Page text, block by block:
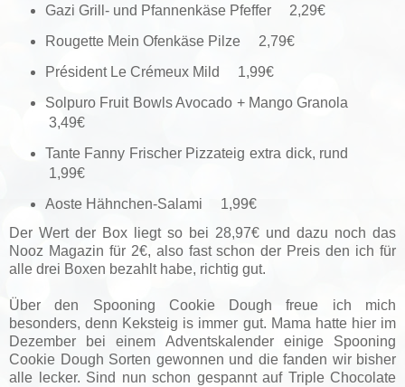
Gazi Grill- und Pfannenkäse Pfeffer 2,29€
Rougette Mein Ofenkäse Pilze 2,79€
Président Le Crémeux Mild 1,99€
Solpuro Fruit Bowls Avocado + Mango Granola
3,49€
Tante Fanny Frischer Pizzateig extra dick, rund
1,99€
Aoste Hähnchen-Salami 1,99€
Der Wert der Box liegt so bei 28,97€ und dazu noch das
Nooz Magazin für 2€, also fast schon der Preis den ich für
alle drei Boxen bezahlt habe, richtig gut.
Über den Spooning Cookie Dough freue ich mich
besonders, denn Keksteig is immer gut. Mama hatte hier im
Dezember bei einem Adventskalender einige Spooning
Cookie Dough Sorten gewonnen und die fanden wir bisher
alle lecker. Sind nun schon gespannt auf Triple Chocolate